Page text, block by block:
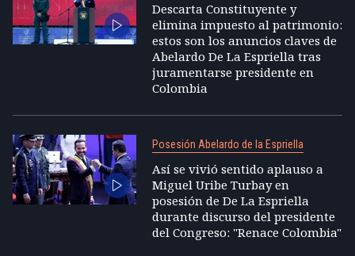
Descarta Constituyente y
elimina impuesto al patrimonio:
estos son los anuncios claves de
Abelardo De La Espriella tras
juramentarse presidente en
Colombia
Posesión Abelardo de la Espriella
Así se vivió sentido aplauso a
Miguel Uribe Turbay en
posesión de De La Espriella
durante discurso del presidente
del Congreso: "Renace Colombia"